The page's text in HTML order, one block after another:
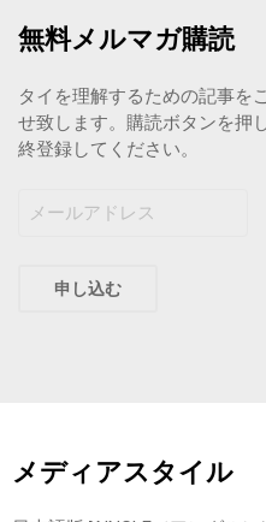
無料メルマガ購読
タイを理解するための記事を
せ致します。購読ボタンを押
終登録してください。
ー
メディアスタイル